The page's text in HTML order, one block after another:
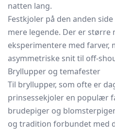
natten lang.
Festkjoler på den anden
mere legende. Der er større
eksperimentere med farver,
asymmetriske snit til off-
Bryllupper og temafester
Til bryllupper, som ofte er
prinsessekjoler en populær
brudepiger og
og tradition forbundet med